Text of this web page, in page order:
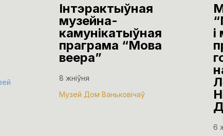
Інтэрактыўная
музейна-
камунікатыўная
праграма “Мова
веера”
8 жніўня
Музей Дом Ваньковічаў
6